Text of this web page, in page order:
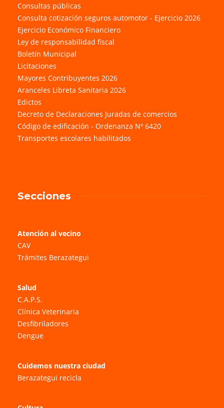
Consultas públicas
Consulta cotización seguros automotor - Ejercicio 2026
Ejercicio Económico Financiero
Ley de responsabilidad fiscal
Boletín Municipal
Licitaciones
Mayores Contribuyentes 2026
Aranceles Libreta Sanitaria 2026
Edictos
Decreto de Declaraciones Juradas de comercios
Código de edificación - Ordenanza Nº 6420
Transportes escolares habilitados
Secciones
Atención al vecino
CAV
Trámites Berazategui
Salud
C.A.P.S.
Clínica Veterinaria
Desfibriladores
Dengue
Cuidemos nuestra ciudad
Berazategui recicla